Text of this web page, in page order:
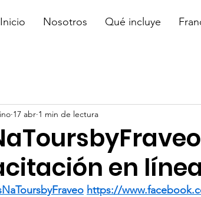
Inicio Nosotros Qué incluye
en línea
17 abr 1 min de lectura
https://